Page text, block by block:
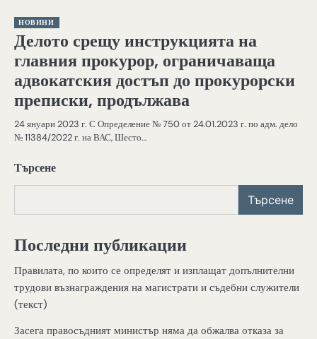
НОВИНИ
Делото срещу инструкцията на
главния прокурор, ограничаваща
адвокатския достъп до прокурорски
преписки, продължава
24 януари 2023 г. С Определение № 750 от 24.01.2023 г. по адм. дело
№ 11384/2022 г. на ВАС, Шесто…
Търсене
Търсене
Последни публикации
Правилата, по които се определят и изплащат допълнителни
трудови възнаграждения на магистрати и съдебни служители
(текст)
Засега правосъдният министър няма да обжалва отказа за